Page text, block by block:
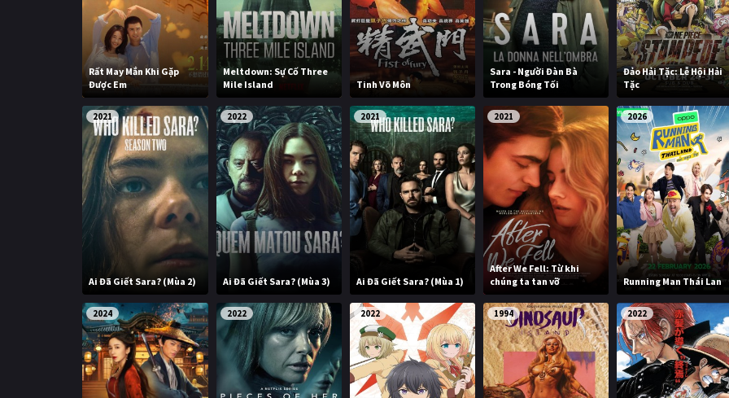
Rất May Mắn Khi Gặp
Được Em
Meltdown: Sự Cố Three
Mile Island
Tinh Võ Môn
Sara - Người Đàn Bà
Trong Bóng Tối
Đảo Hải Tặc: Lễ Hội Hải
Tặc
2021
Ai Đã Giết Sara? (Mùa 2)
2022
Ai Đã Giết Sara? (Mùa 3)
2021
Ai Đã Giết Sara? (Mùa 1)
2021
After We Fell: Từ khi
chúng ta tan vỡ
2026
Running Man Thái Lan
2024 2022 2022 1994 2022